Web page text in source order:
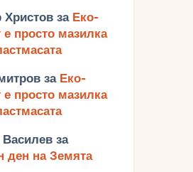
за Еко-
е просто мазилка
за Еко-
е просто мазилка
за
ден на Земята